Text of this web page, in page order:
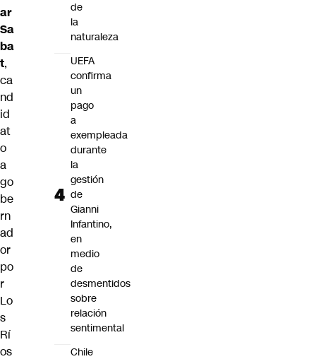
ar
Sa
ba
t,
ca
nd
id
at
o
a
go
be
rn
ad
or
po
r
Lo
s
Rí
os
de
la
naturaleza
UEFA
confirma
un
pago
a
exempleada
durante
la
gestión
de
Gianni
Infantino,
en
medio
de
desmentidos
sobre
relación
sentimental
Chile